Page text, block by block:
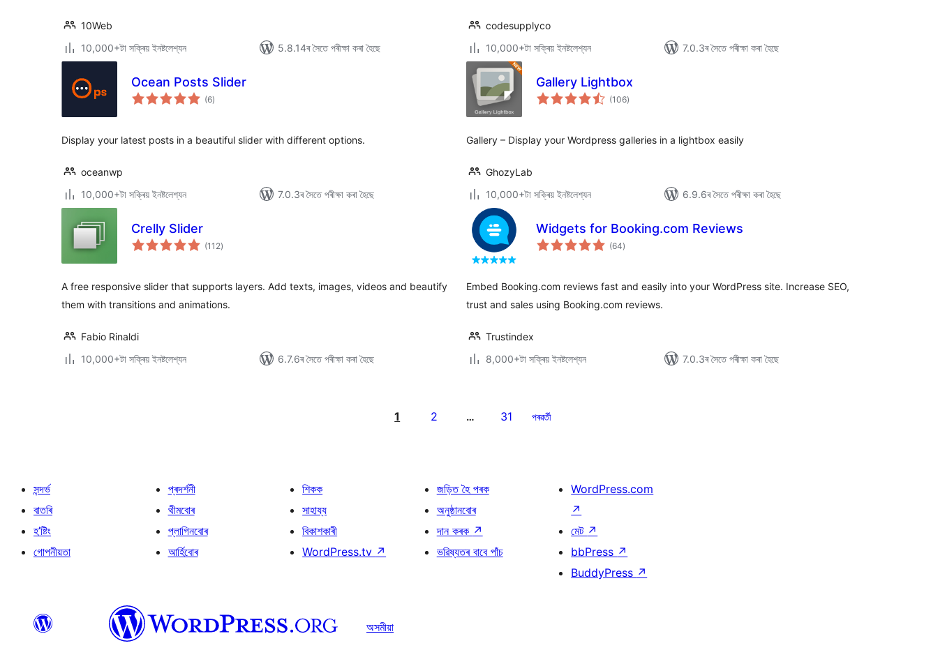
10Web
10,000+টা সক্ৰিয় ইনষ্টলেশ্যন
5.8.14ৰ সৈতে পৰীক্ষা কৰা হৈছে
codesupplyco
10,000+টা সক্ৰিয় ইনষ্টলেশ্যন
7.0.3ৰ সৈতে পৰীক্ষা কৰা হৈছে
Ocean Posts Slider
(6টা
মুঠ)
Display your latest posts in a beautiful slider with different options.
oceanwp
10,000+টা সক্ৰিয় ইনষ্টলেশ্যন
7.0.3ৰ সৈতে পৰীক্ষা কৰা হৈছে
Gallery Lightbox
(106টা
মুঠ)
Gallery – Display your Wordpress galleries in a lightbox easily
GhozyLab
10,000+টা সক্ৰিয় ইনষ্টলেশ্যন
6.9.6ৰ সৈতে পৰীক্ষা কৰা হৈছে
Crelly Slider
(112টা
মুঠ)
A free responsive slider that supports layers. Add texts, images, videos and beautify
them with transitions and animations.
Fabio Rinaldi
10,000+টা সক্ৰিয় ইনষ্টলেশ্যন
6.7.6ৰ সৈতে পৰীক্ষা কৰা হৈছে
Widgets for Booking.com Reviews
(64টা
মুঠ)
Embed Booking.com reviews fast and easily into your WordPress site. Increase SEO,
trust and sales using Booking.com reviews.
Trustindex
8,000+টা সক্ৰিয় ইনষ্টলেশ্যন
7.0.3ৰ সৈতে পৰীক্ষা কৰা হৈছে
1 2 … 31 পৰৱৰ্তী
সন্দৰ্ভ
বাতৰি
হ’ষ্টিং
গোপনীয়তা
প্ৰদৰ্শনী
থীমবোৰ
প্লাগিনবোৰ
আৰ্হিবোৰ
শিকক
সাহায্য
বিকাশকাৰী
WordPress.tv ↗
জড়িত হৈ পৰক
অনুষ্ঠানবোৰ
দান কৰক ↗
ভৱিষ্যতৰ বাবে পাঁচ
WordPress.com
↗
মেট ↗
bbPress ↗
BuddyPress ↗
অসমীয়া